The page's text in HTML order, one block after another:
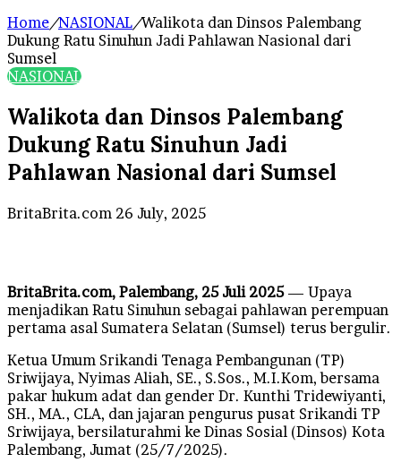
Home/NASIONAL/Walikota dan Dinsos Palembang
Dukung Ratu Sinuhun Jadi Pahlawan Nasional dari
Sumsel
NASIONAL
Walikota dan Dinsos Palembang
Dukung Ratu Sinuhun Jadi
Pahlawan Nasional dari Sumsel
BritaBrita.com Send
26 July, 2025
BritaBrita.com, Palembang, 25 Juli 2025— Upaya
menjadikan Ratu Sinuhun sebagai pahlawan perempuan
pertama asal Sumatera Selatan (Sumsel) terus bergulir.
Ketua Umum Srikandi Tenaga Pembangunan (TP)
Sriwijaya, Nyimas Aliah, SE., S.Sos., M.I.Kom, bersama
pakar hukum adat dan gender Dr. Kunthi Tridewiyanti,
SH., MA., CLA, dan jajaran pengurus pusat Srikandi TP
Sriwijaya, bersilaturahmi ke Dinas Sosial (Dinsos) Kota
Palembang, Jumat (25/7/2025).